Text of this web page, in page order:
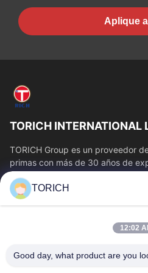
Aplique
TORICH INTERNATIONAL
TORICH Group es un proveedor
primas con más de 30 años de
comercio, almacenamiento y...
Enlaces Rápidos
Visita A La Fábrica
TORICH
12:02
Good day, what product are you